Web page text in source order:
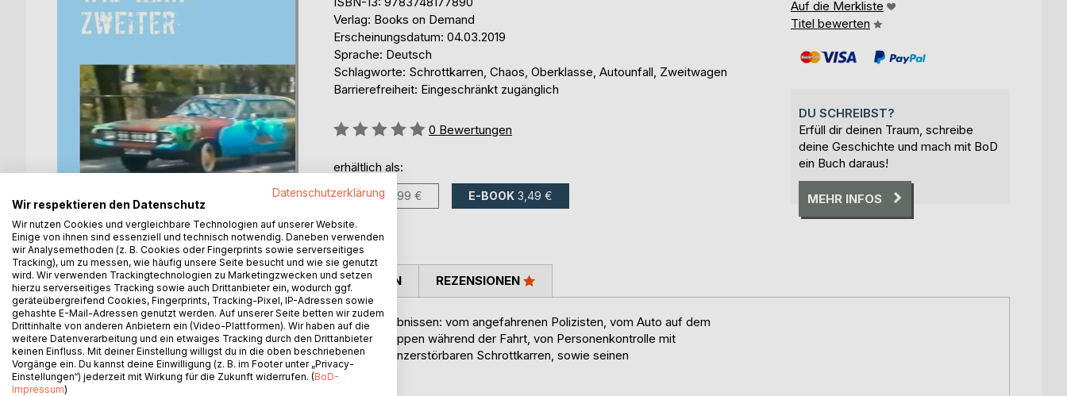
Verlag: Books on Demand
Erscheinungsdatum: 04.03.2019
Sprache: Deutsch
Schlagworte: Schrottkarren, Chaos, Oberklasse, Autounfall, Zweitwagen
Barrierefreiheit: Eingeschränkt zugänglich
Bewertung::
0 Bewertungen
erhältlich als:
BUCH 4,99 € E-BOOK 3,49 €
Auf die Merkliste
Titel bewerten
DU SCHREIBST?
Erfüll dir deinen Traum, schreibe
deine Geschichte und mach mit BoD
ein Buch daraus!
MEHR INFOS
BESCHREIBUNG
Ein Auto-Chaot berichtet von seinen haarsträubenden Erlebnissen: vom angefahrenen Polizisten, vom Auto auf dem
Felsbrocken, von sich öffnenden Türen und Kofferraumklappen während der Fahrt, von Personenkontrolle mit
Maschinenpistole, von einer Memphisgurke, von nahezu unzerstörbaren Schrottkarren, sowie seinen
minimalistischen Fahrkünsten.
AUTOR/IN PRESSESTIMMEN REZENSIONEN
Datenschutzerklärung
Wir respektieren den Datenschutz
Wir nutzen Cookies und vergleichbare Technologien auf unserer Website.
Einige von ihnen sind essenziell und technisch notwendig. Daneben verwenden
wir Analysemethoden (z. B. Cookies oder Fingerprints sowie serverseitiges
Tracking), um zu messen, wie häufig unsere Seite besucht und wie sie genutzt
wird. Wir verwenden Trackingtechnologien zu Marketingzwecken und setzen
hierzu serverseitiges Tracking sowie auch Drittanbieter ein, wodurch ggf.
geräteübergreifend Cookies, Fingerprints, Tracking-Pixel, IP-Adressen sowie
gehashte E-Mail-Adressen genutzt werden. Auf unserer Seite betten wir zudem
Drittinhalte von anderen Anbietern ein (Video-Plattformen). Wir haben auf die
weitere Datenverarbeitung und ein etwaiges Tracking durch den Drittanbieter
keinen Einfluss. Mit deiner Einstellung willigst du in die oben beschriebenen
Vorgänge ein. Du kannst deine Einwilligung (z. B. im Footer unter „Privacy-
Einstellungen“) jederzeit mit Wirkung für die Zukunft widerrufen. (BoD-
Impressum)